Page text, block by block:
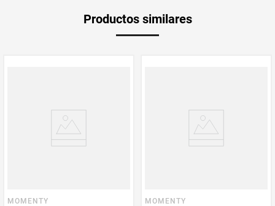
Productos similares
MOMENTY MOMENTY